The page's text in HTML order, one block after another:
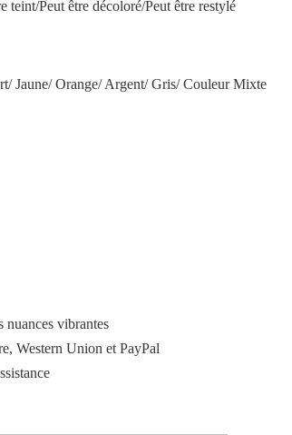
teint/Peut être décoloré/Peut être restylé
Jaune/ Orange/ Argent/ Gris/ Couleur Mixte
nuances vibrantes
Western Union et PayPal